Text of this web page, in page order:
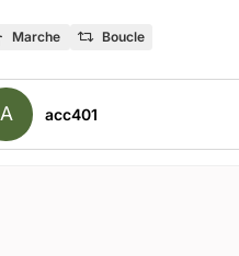
Marche Boucle
A acc401